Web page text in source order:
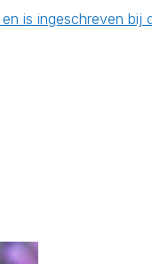
is ingeschreven bij